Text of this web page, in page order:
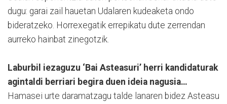
dugu: garai zail hauetan Udalaren kudeaketa ondo
bideratzeko. Horrexegatik errepikatu dute zerrendan
aurreko hainbat zinegotzik.
Laburbil iezaguzu ‘Bai Asteasuri’ herri kandidaturak
agintaldi berriari begira duen ideia nagusia…
Hamasei urte daramatzagu talde lanaren bidez Asteasu